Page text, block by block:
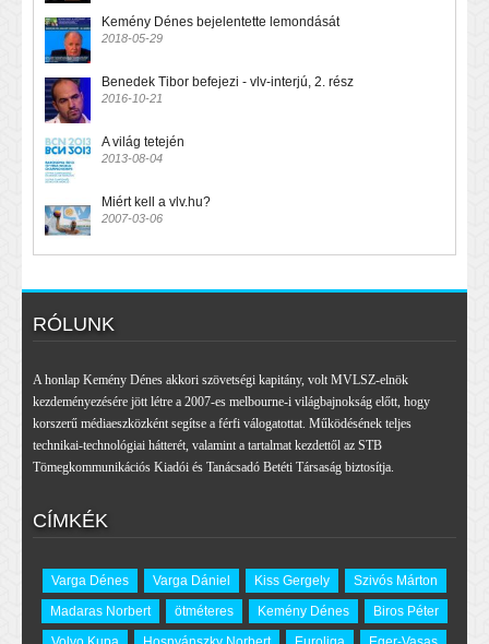
Kemény Dénes bejelentette lemondását
2018-05-29
Benedek Tibor befejezi - vlv-interjú, 2. rész
2016-10-21
A világ tetején
2013-08-04
Miért kell a vlv.hu?
2007-03-06
RÓLUNK
A honlap Kemény Dénes akkori szövetségi kapitány, volt MVLSZ-elnök
kezdeményezésére jött létre a 2007-es melbourne-i világbajnokság előtt, hogy
korszerű médiaeszközként segítse a férfi válogatottat. Működésének teljes
technikai-technológiai hátterét, valamint a tartalmat kezdettől az STB
Tömegkommunikációs Kiadói és Tanácsadó Betéti Társaság biztosítja.
CÍMKÉK
Varga Dénes Varga Dániel Kiss Gergely
Szivós Márton
Madaras Norbert
ötméteres Kemény Dénes
Biros Péter